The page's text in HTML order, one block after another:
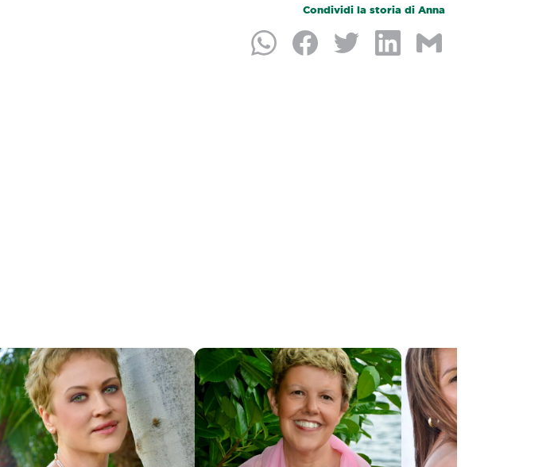
Condividi la storia di Anna